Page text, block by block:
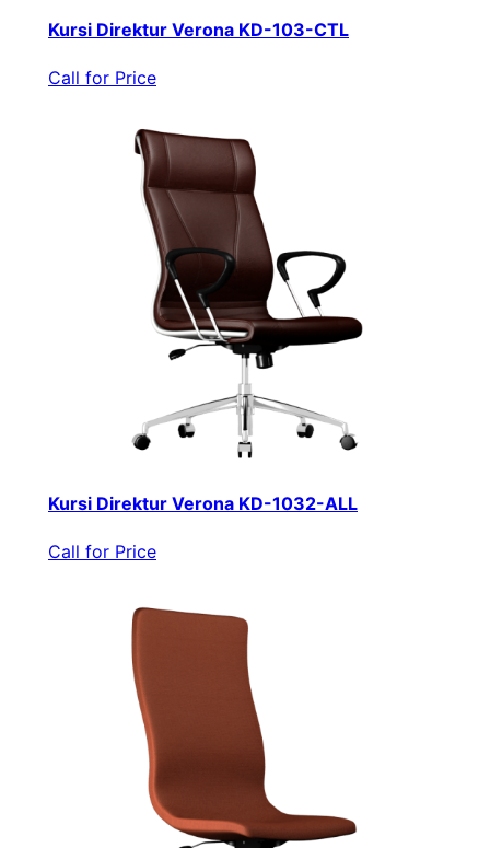
Kursi Direktur Verona KD-103-CTL
Call for Price
Kursi Direktur Verona KD-1032-ALL
Call for Price